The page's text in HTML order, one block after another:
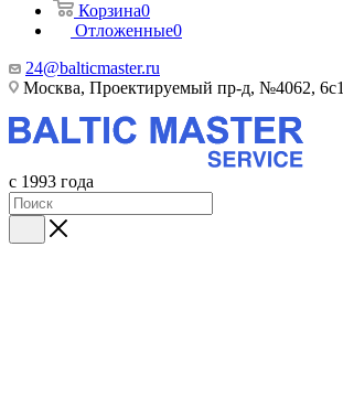
Корзина0
Отложенные0
24@balticmaster.ru
Москва, Проектируемый пр-д, №4062, 6с1
с 1993 года